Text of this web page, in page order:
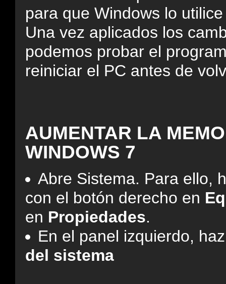
para que Windows lo
Una vez aplicados los
podemos probar el
reiniciar el PC antes de
AUMENTAR LA
WINDOWS 7
Abre Sistema. Para ello,
con el botón derecho en
en Propiedades.
En el panel izquierdo,
del sistema